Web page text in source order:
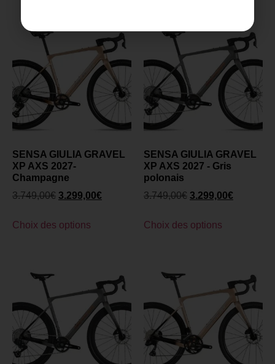
SENSA GIULIA GRAVEL
XP AXS 2027-
Champagne
3.749,00€ 3.299,00€
Choix des options
SENSA GIULIA GRAVEL
XP AXS 2027 - Gris
polonais
3.749,00€ 3.299,00€
Choix des options